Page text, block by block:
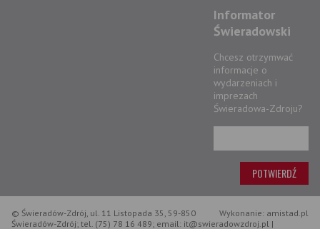
Informator
Świeradowski
Chcesz otrzymwać
informacje o
wydarzeniach i
imprezach
Świeradowa-Zdroju?
Wykonanie: amistad.pl
© Świeradów-Zdrój, ul. 11 Listopada 35, 59-850
Świeradów-Zdrój; tel. (75) 78 16 489; email: it@swieradowzdroj.pl |